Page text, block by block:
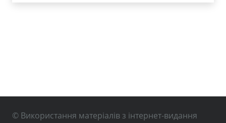
© Використання матеріалів з інтернет-видання